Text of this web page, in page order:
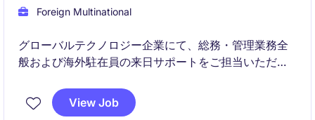
Foreign Multinational
グローバルテクノロジー企業にて、総務・管理業務全
般および海外駐在員の来日サポートをご担当いただき
連携しながら幅広いバックオフィス業務に携わること
ができるポジションです。
View Job